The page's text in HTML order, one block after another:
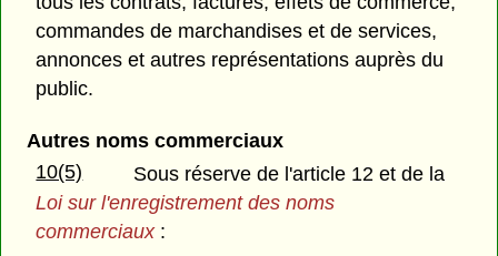
commandes de marchandises et de services,
annonces et autres représentations auprès du
public.
Autres noms commerciaux
10(5)
Sous réserve de l'article 12 et de la
Loi sur l'enregistrement des noms
commerciaux: